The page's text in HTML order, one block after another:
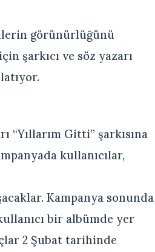
görünürlüğünü
şarkıcı ve söz yazarı
“Yıllarım Gitti” şarkısına
kullanıcılar,
Kampanya sonunda
bir albümde yer
2 Şubat tarihinde